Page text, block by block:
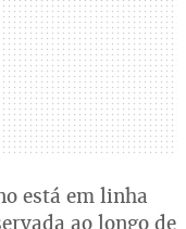
está em linha
ao longo de